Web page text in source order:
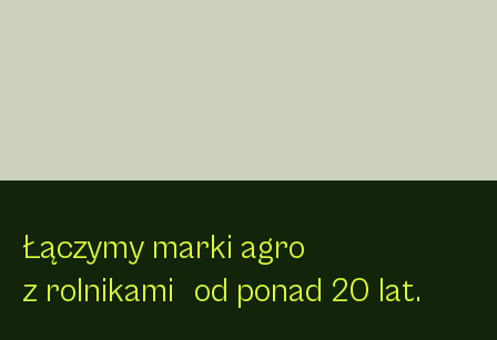
Łączymy marki agro
z rolnikami od ponad 20 lat.